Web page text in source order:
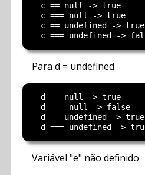
  c == null -> true
  c === null -> true
  c == undefined -> true
Para d = undefined
  d == null -> true
  d === null -> false
  d == undefined -> true
Variável "e" não definido